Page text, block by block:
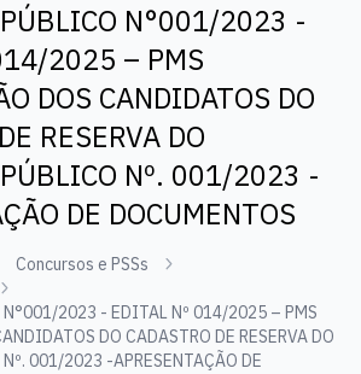
PÚBLICO N°001/2023 -
2025 – PMS
DOS CANDIDATOS DO
RESERVA DO
PÚBLICO Nº. 001/2023 -
DE DOCUMENTOS
Concursos e PSSs
N°001/2023 - EDITAL Nº 014/2025 – PMS
DO CADASTRO DE RESERVA DO
001/2023 -APRESENTAÇÃO DE